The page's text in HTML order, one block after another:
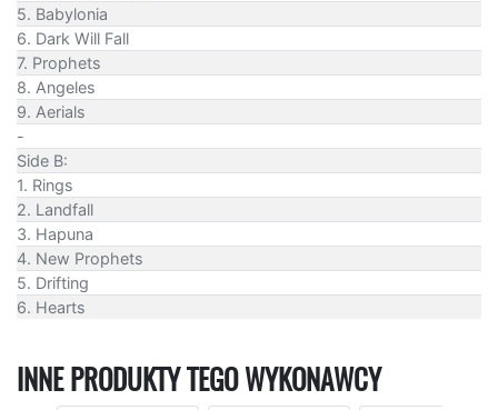
5. Babylonia
6. Dark Will Fall
7. Prophets
8. Angeles
9. Aerials
-
Side B:
1. Rings
2. Landfall
3. Hapuna
4. New Prophets
5. Drifting
6. Hearts
INNE PRODUKTY TEGO WYKONAWCY